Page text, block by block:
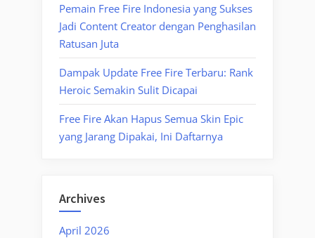
Pemain Free Fire Indonesia yang Sukses
Jadi Content Creator dengan Penghasilan
Ratusan Juta
Dampak Update Free Fire Terbaru: Rank
Heroic Semakin Sulit Dicapai
Free Fire Akan Hapus Semua Skin Epic
yang Jarang Dipakai, Ini Daftarnya
Archives
April 2026